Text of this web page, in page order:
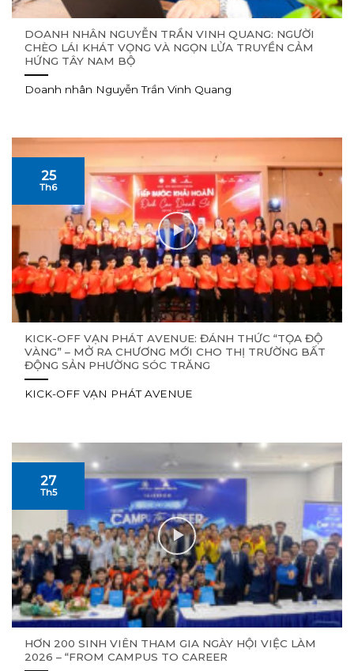
DOANH NHÂN NGUYỄN TRẦN VINH QUANG: NGƯỜI
CHÈO LÁI KHÁT VỌNG VÀ NGỌN LỬA TRUYỀN CẢM
HỨNG TÂY NAM BỘ
Doanh nhân Nguyễn Trần Vinh Quang
KICK-OFF VẠN PHÁT AVENUE: ĐÁNH THỨC “TỌA ĐỘ
VÀNG” – MỞ RA CHƯƠNG MỚI CHO THỊ TRƯỜNG BẤT
ĐỘNG SẢN PHƯỜNG SÓC TRĂNG
KICK-OFF VẠN PHÁT AVENUE
25
Th6
HƠN 200 SINH VIÊN THAM GIA NGÀY HỘI VIỆC LÀM
2026 – “FROM CAMPUS TO CAREER
27
Th5